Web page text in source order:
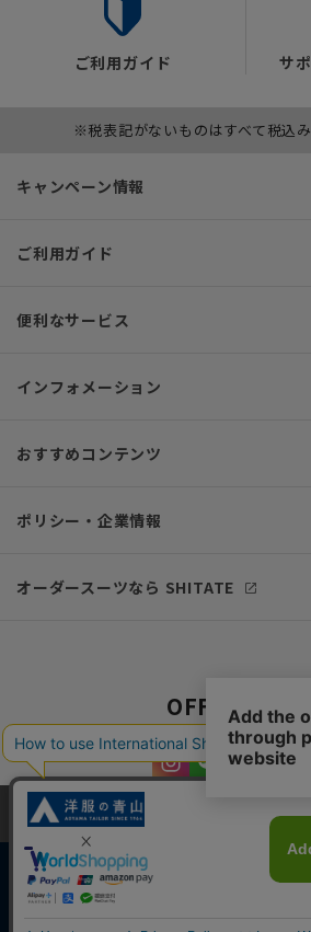
ご利用ガイド サ
※税表記がないものはすべて税込
キャンペーン情報
ご利用ガイド
便利なサービス
インフォメーション
おすすめコンテンツ
ポリシー・企業情報
オーダースーツなら SHITATE
OFFICIAL
当サイトでは、快適な閲覧体験とコンテンツ
しています。閲覧を続けることで、Cookieの
します。詳細については